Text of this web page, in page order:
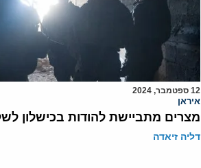
12 ספטמבר, 2024
איראן
מצרים מתביישת להודות בכישלון
דליה זיאדה